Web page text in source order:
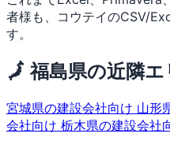
者様も、コウテイのCSV/
す。
🗾 福島県の近隣
宮城県の建設会社向け 山形
会社向け 栃木県の建設会社